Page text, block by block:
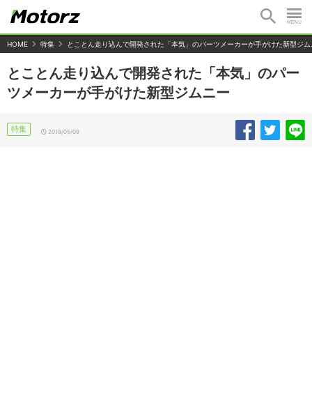
HOME 特集 とことん走り込んで開発された「本気」のパーツメーカーが手がけた新型ジ
とことん走り込んで開発された「本気」のパー
ツメーカーが手がけた新型ジムニー
特集 2019/05/09